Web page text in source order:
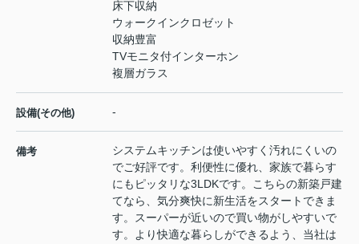
床下収納
ウォークインクロゼット
収納豊富
TVモニタ付インターホン
複層ガラス
設備(その他) -
備考
システムキッチンは使いやすく汚れにくいの
でご好評です。利便性に優れ、家族で暮らす
にもピッタリな3LDKです。こちらの新築戸建
てなら、気分爽快に新生活をスタートできま
す。スーパーが近いので買い物がしやすいで
す。より快適な暮らしができるよう、当社は